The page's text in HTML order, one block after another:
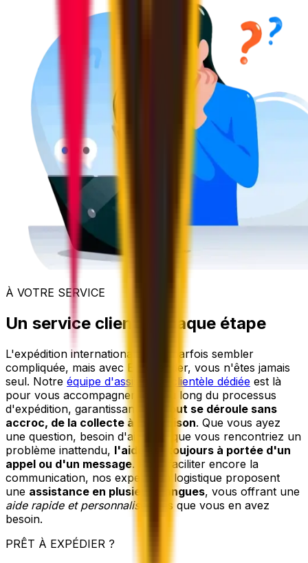
À VOTRE SERVICE
Un service client à chaque étape
L'expédition internationale peut parfois sembler
compliquée, mais avec Eurosender, vous n'êtes jamais
seul. Notre équipe d'assistance clientèle dédiée est là
pour vous accompagner tout au long du processus
d'expédition, garantissant que
tout se déroule sans
accroc, de la collecte à la livraison. Que vous ayez
une question, besoin d'aide, ou que vous rencontriez un
problème inattendu, l'aide est toujours à portée d'un
appel ou d'un message. Pour faciliter encore la
communication, nos experts en logistique proposent
une assistance en plusieurs langues, vous offrant une
aide rapide et personnalisée
dès que vous en avez
besoin.
PRÊT À EXPÉDIER ?